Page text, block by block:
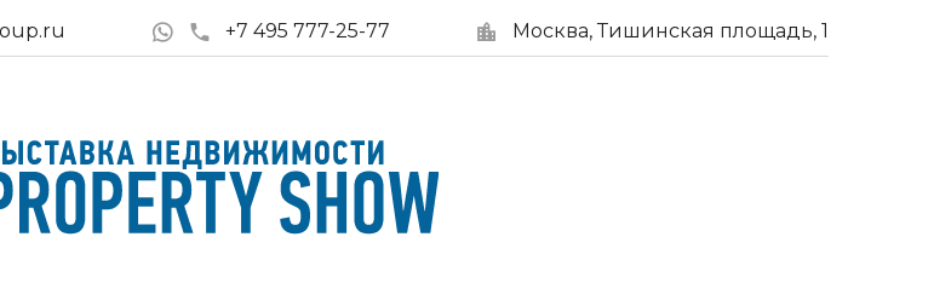
+7 495 777-25-77 Москва, Тишинская площадь, 1